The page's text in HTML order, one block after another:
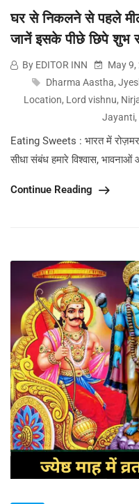
घर से निकलने से पहले
जानें इसके पीछे छिपे शुभ
By EDITOR INN
May 9,
Dharma Aastha,
Location, Lord vishnu,
Jayanti,
Eating Sweets : भारत में
सीधा संबंध हमारे विश्वास,
Continue Reading